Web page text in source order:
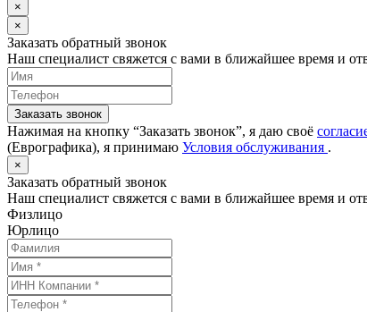
×
×
Заказать обратный звонок
Наш специалист свяжется с вами в ближайшее время и
Заказать звонок
Нажимая на кнопку “Заказать звонок”, я даю своё
(Еврографика), я принимаю Условия обслуживания .
×
Заказать обратный звонок
Наш специалист свяжется с вами в ближайшее время и
Физлицо
Юрлицо